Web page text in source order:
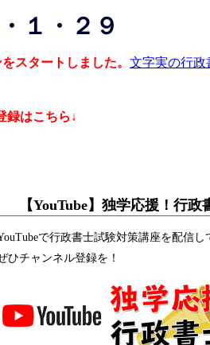
１・２９
スタートしました。 文字実の行政
録はこちら↓
【YouTube】独学応援！行政
で行政書士試験対策講座を配信し
ひチャンネル登録を！